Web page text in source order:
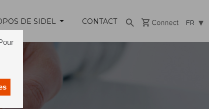
DE SIDEL CONTACT FR